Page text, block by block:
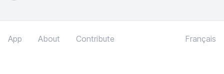
App About Contribute Français